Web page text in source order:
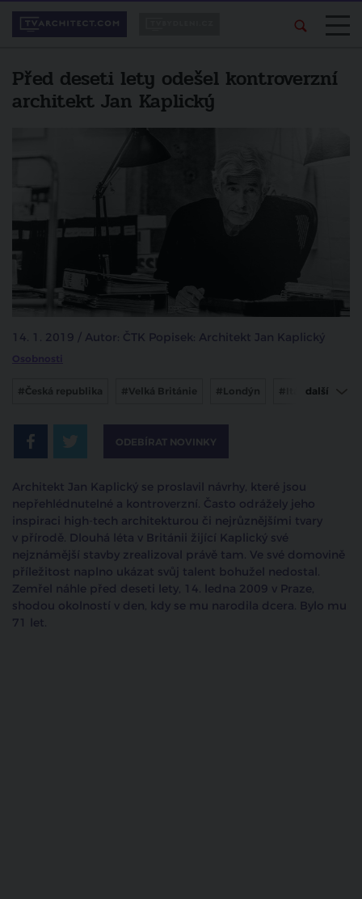
Před deseti lety odešel kontroverzní
architekt Jan Kaplický
14. 1. 2019 / Autor: ČTK Popisek: Architekt Jan Kaplický
Osobnosti
#Česká republika #Velká Británie #Londýn #Itáliedalší
ODEBÍRAT NOVINKY
Architekt Jan Kaplický se proslavil návrhy, které jsou
nepřehlédnutelné a kontroverzní. Často odrážely jeho
inspiraci high-tech architekturou či nejrůznějšími tvary
v přírodě. Dlouhá léta v Británii žijící Kaplický své
nejznámější stavby zrealizoval právě tam. Ve své domovině
příležitost naplno ukázat svůj talent bohužel nedostal.
Zemřel náhle před deseti lety, 14. ledna 2009 v Praze,
shodou okolností v den, kdy se mu narodila dcera. Bylo mu
71 let.